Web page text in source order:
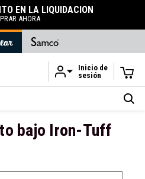
Ir al contenido principal
EN LA LIQUIDACIÓN
AHORA
Inicio de
sesión
bajo Iron-Tuff